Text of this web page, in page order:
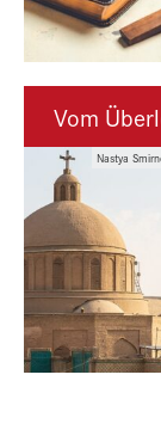
Nastya
Vom